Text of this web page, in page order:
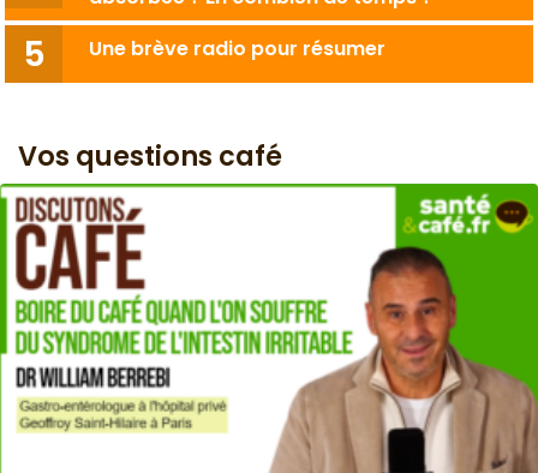
Une brève radio pour résumer
Vos questions café